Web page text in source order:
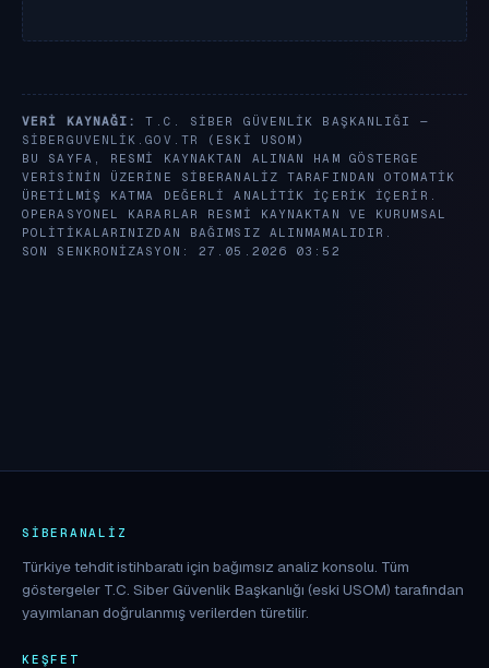
VERI KAYNAĞI:
T.C. SIBER GÜVENLIK BAŞKANLIĞI —
SIBERGUVENLIK.GOV.TR
(ESKI USOM)
BU SAYFA, RESMI KAYNAKTAN ALINAN HAM GÖSTERGE
VERISININ ÜZERINE SIBERANALIZ TARAFINDAN OTOMATIK
ÜRETILMIŞ KATMA DEĞERLI ANALITIK IÇERIK IÇERIR.
OPERASYONEL KARARLAR RESMI KAYNAKTAN VE KURUMSAL
POLITIKALARINIZDAN BAĞIMSIZ ALINMAMALIDIR.
SON SENKRONIZASYON: 27.05.2026 03:52
SIBERANALIZ
Türkiye tehdit istihbaratı için bağımsız analiz konsolu. Tüm
göstergeler T.C. Siber Güvenlik Başkanlığı (eski USOM) tarafından
yayımlanan doğrulanmış verilerden türetilir.
KEŞFET